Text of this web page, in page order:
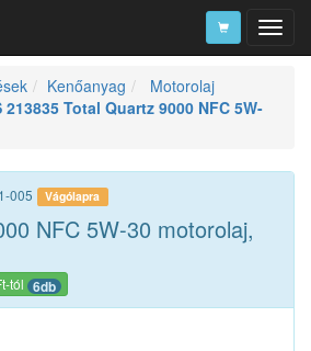
Kenőanyag
Motorolaj
213835 Total Quartz 9000 NFC 5W-
005 Vágólapra
NFC 5W-30 motorolaj,
tól 6db